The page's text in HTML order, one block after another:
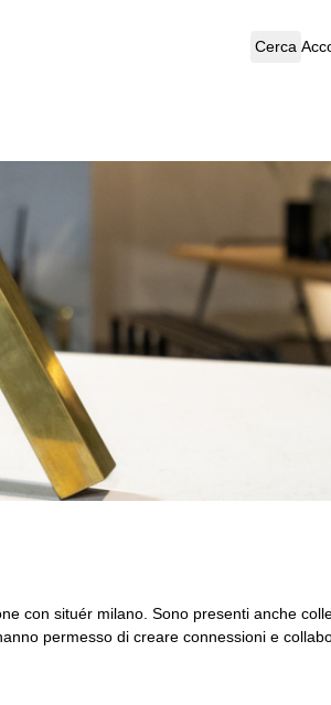
Cerca
con situér milano. Sono presenti anche
permesso di creare connessioni e